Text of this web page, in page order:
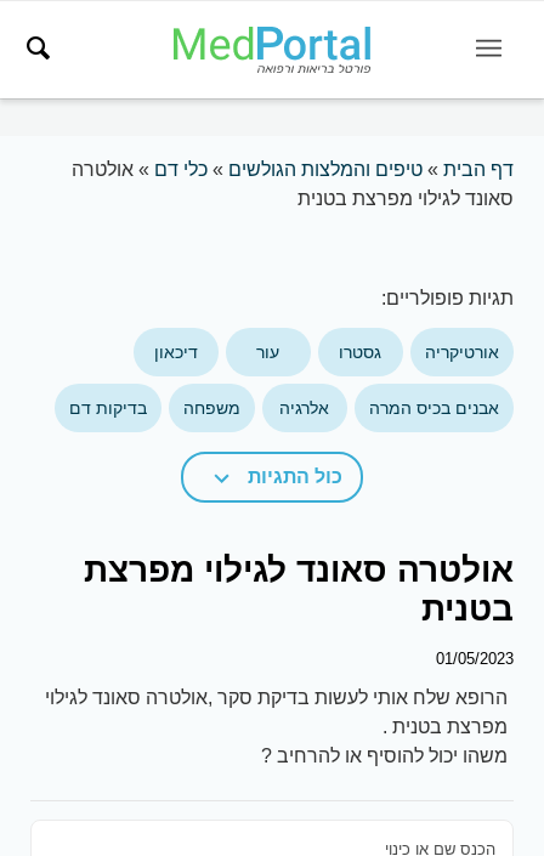
דף הבית» טיפים והמלצות הגולשים » כלי דם » אולטרה
סאונד לגילוי מפרצת בטנית
תגיות פופולריים:
אורטיקריה גסטרו עור דיכאון
אבנים בכיס המרה אלרגיה משפחה בדיקות דם
כול התגיות
אולטרה סאונד לגילוי מפרצת
בטנית
01/05/2023
הרופא שלח אותי לעשות בדיקת סקר ,אולטרה סאונד לגילוי
מפרצת בטנית .
משהו יכול להוסיף או להרחיב ?